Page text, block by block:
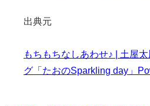
出典元
もちもちなしあわせ♪ | 土屋
グ「たおのSparkling day」